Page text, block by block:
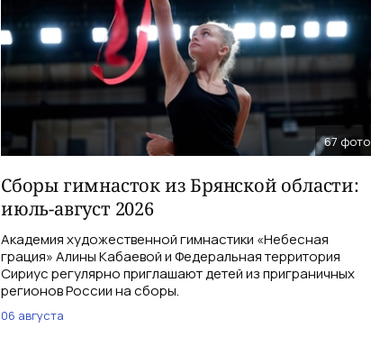
67 фото
Сборы гимнасток из Брянской области:
июль-август 2026
Академия художественной гимнастики «Небесная
грация» Алины Кабаевой и Федеральная территория
Сириус регулярно приглашают детей из приграничных
регионов России на сборы.
06 августа